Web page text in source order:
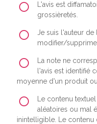
L'avis est
grossièretés.
Je suis l'auteur de
modifier/
La note ne
l'avis est identifié
moyenne d'un produit
Le contenu
aléatoires ou mal
inintelligible. Le contenu